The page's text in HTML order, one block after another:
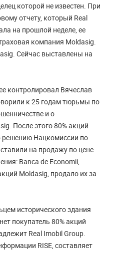
которой не известен. При
отчету, который Real
на прошлой неделе, ее
компания Moldasig.
Сейчас выставлены на
контролировал Вячеслав
к 25 годам тюрьмы по
и о
После этого 80% акций
решению Нацкомиссии по
на продажу по цене
Banca de Economii,
Moldasig, продало их за
исторического здания
покупатель 80% акций
Real Imobil Group.
RISE, составляет